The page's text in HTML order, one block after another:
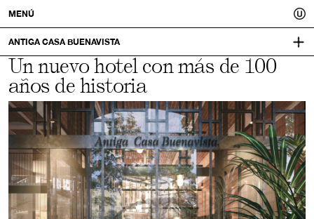
Usted.
Un
mejor
tú.
MENÚ
ANTIGA CASA BUENAVISTA
HOTELCASABUENAVISTA.COM
IDENTIDAD VISUAL:
LO SIENTO
Un nuevo hotel con más de 100
años de historia